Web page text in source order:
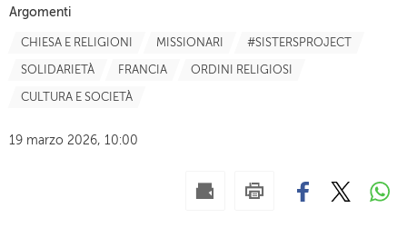
Argomenti
CHIESA E RELIGIONI MISSIONARI #SISTERSPROJECT
SOLIDARIETÀ FRANCIA ORDINI RELIGIOSI
CULTURA E SOCIETÀ
19 marzo 2026, 10:00